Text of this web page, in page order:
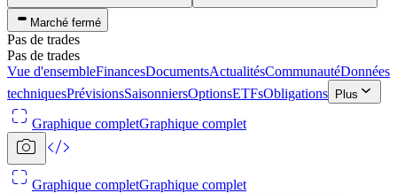
Marché fermé
Pas de trades
Pas de trades
Vue d'ensembleFinancesDocumentsActualitésCommunautéDonnées
techniquesPrévisionsSaisonniersOptionsETFsObligations Plus
Graphique completGraphique complet
Graphique completGraphique complet